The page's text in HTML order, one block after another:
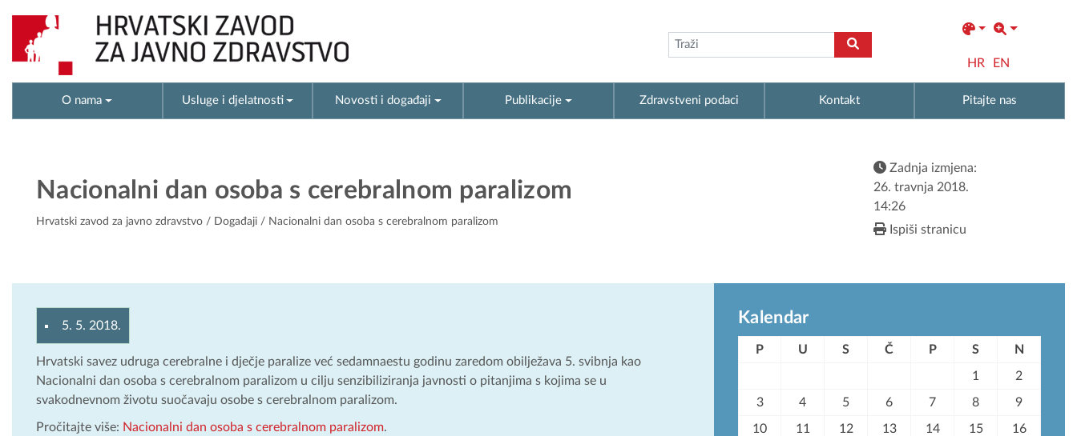
HR EN
O nama Usluge i djelatnosti Novosti i događaji Publikacije Zdravstveni podaci Kontakt Pitajte nas
Nacionalni dan osoba s cerebralnom paralizom
Hrvatski zavod za javno zdravstvo / Događaji / Nacionalni dan osoba s cerebralnom paralizom
Zadnja izmjena:
26. travnja 2018.
14:26
Ispiši stranicu
5. 5. 2018.
Hrvatski savez udruga cerebralne i dječje paralize već sedamnaestu godinu zaredom obilježava 5. svibnja kao
Nacionalni dan osoba s cerebralnom paralizom u cilju senzibiliziranja javnosti o pitanjima s kojima se u
svakodnevnom životu suočavaju osobe s cerebralnom paralizom.
Pročitajte više: Nacionalni dan osoba s cerebralnom paralizom.
Kalendar
P U S Č P S N
1 2
3 4 5 6 7 8 9
10 11 12 13 14 15 16